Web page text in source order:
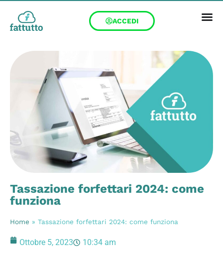
ACCEDI
Tassazione forfettari 2024: come
funziona
Home » Tassazione forfettari 2024: come funziona
Ottobre 5, 2023 10:34 am